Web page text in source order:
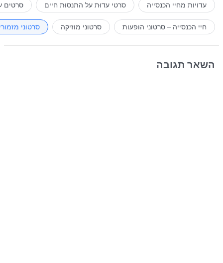
עדויות מחיי הכנסייה סרטי עדוּת על התנסוּת חיים סרטים
חיי הכנסייה – סרטוני הופעות סרטוני מוזיקה סרטוני
השאר תגובה